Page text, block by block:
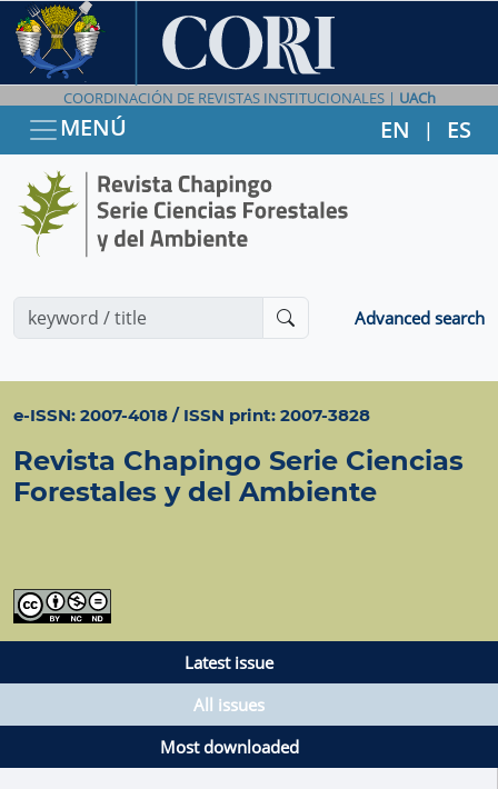
COORDINACIÓN DE REVISTAS INSTITUCIONALES | UACh
MENÚ EN | ES
Advanced search
e-ISSN: 2007-4018 / ISSN print: 2007-3828
Revista Chapingo Serie Ciencias
Forestales y del Ambiente
Latest issue
All issues
Most downloaded